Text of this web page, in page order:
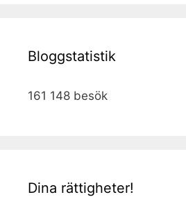
Bloggstatistik
161 148 besök
Dina rättigheter!